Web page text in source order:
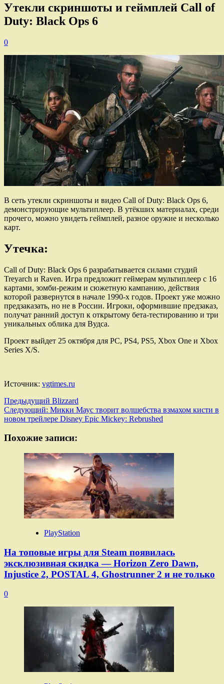
Утекли скриншоты и геймплей Call of
Duty: Black Ops 6
0
В сеть утекли скриншоты и видео Call of Duty: Black Ops 6,
демонстрирующие мультиплеер. В утёкших материалах, среди
прочего, можно увидеть геймплей, разное оружие и несколько
карт.
Утечка:
Call of Duty: Black Ops 6 разрабатывается силами студий
Treyarch и Raven. Игра предложит геймерам мультиплеер с 16
картами, зомби-режим и сюжетную кампанию, действия
которой развернутся в начале 1990-х годов. Проект уже можно
предзаказать, но не в России. Игроки, оформившие предзаказ,
получат ранний доступ к открытому бета-тестированию и три
уникальных облика для Вудса.
Проект выйдет 25 октября для PC, PS4, PS5, Xbox One и Xbox
Series X/S.
Источник: vgtimes.ru
Навигация
записи
Предыдущий Blizzard
Следующий: Микки Маус творит волшебства взмахом кисти в
новом трейлере Disney Epic Mickey: Rebrushed
Похожие записи:
PlayStation
На топовые игры для Steam появилась
эксклюзивная скидка — Horizon Zero Dawn,
Injustice 2, POSTAL 4, Ghostrunner 2 и не только
0